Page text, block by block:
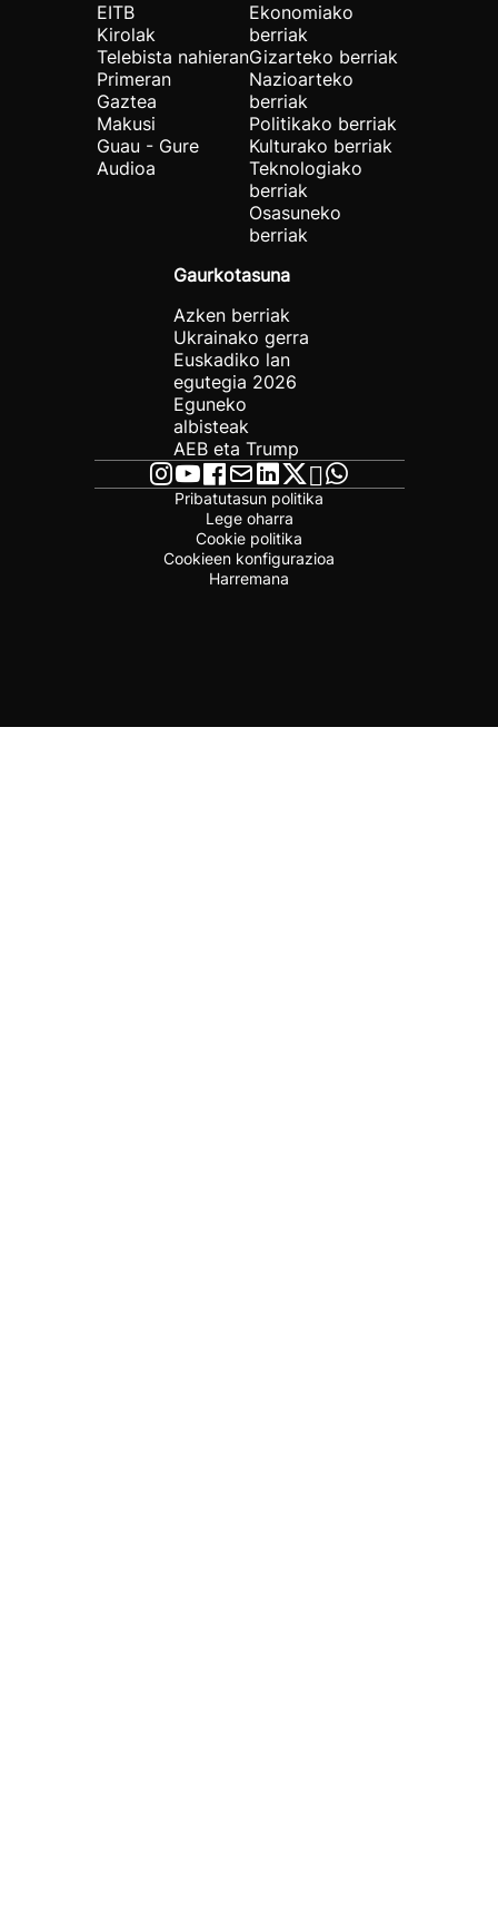
EITB
Kirolak
Telebista nahieran
Primeran
Gaztea
Makusi
Guau - Gure
Audioa
Ekonomiako
berriak
Gizarteko berriak
Nazioarteko
berriak
Politikako berriak
Kulturako berriak
Teknologiako
berriak
Osasuneko
berriak
Gaurkotasuna
Azken berriak
Ukrainako gerra
Euskadiko lan
egutegia 2026
Eguneko
albisteak
AEB eta Trump
Pribatutasun politika
Lege oharra
Cookie politika
Cookieen konfigurazioa
Harremana